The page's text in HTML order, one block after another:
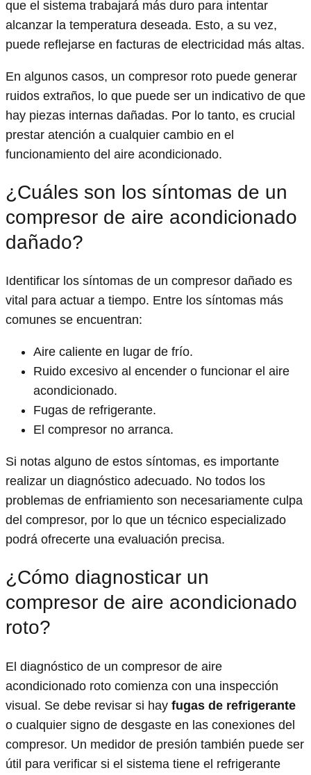
que el sistema trabajará más duro para intentar
alcanzar la temperatura deseada. Esto, a su vez,
puede reflejarse en facturas de electricidad más altas.
En algunos casos, un compresor roto puede generar
ruidos extraños, lo que puede ser un indicativo de que
hay piezas internas dañadas. Por lo tanto, es crucial
prestar atención a cualquier cambio en el
funcionamiento del aire acondicionado.
¿Cuáles son los síntomas de un
compresor de aire acondicionado
dañado?
Identificar los síntomas de un compresor dañado es
vital para actuar a tiempo. Entre los síntomas más
comunes se encuentran:
Aire caliente en lugar de frío.
Ruido excesivo al encender o funcionar el aire
acondicionado.
Fugas de refrigerante.
El compresor no arranca.
Si notas alguno de estos síntomas, es importante
realizar un diagnóstico adecuado. No todos los
problemas de enfriamiento son necesariamente culpa
del compresor, por lo que un técnico especializado
podrá ofrecerte una evaluación precisa.
¿Cómo diagnosticar un
compresor de aire acondicionado
roto?
El diagnóstico de un compresor de aire
acondicionado roto comienza con una inspección
visual. Se debe revisar si hay fugas de refrigerante
o cualquier signo de desgaste en las conexiones del
compresor. Un medidor de presión también puede ser
útil para verificar si el sistema tiene el refrigerante